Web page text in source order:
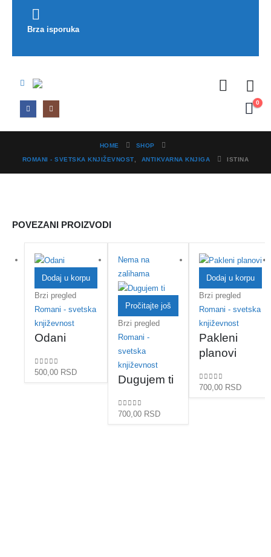
Brza isporuka
0
HOME SHOP
ROMANI - SVETSKA KNJIŽEVNOST ANTIKVARNA KNJIGA ISTINA
POVEZANI PROIZVODI
Dodaj u korpu
Brzi pregled
Romani - svetska
književnost
Odani
0out of 5
500,00 RSD
Nema na
zalihama
Pročitajte još
Brzi pregled
Romani -
svetska
književnost
Dugujem ti
0out of 5
700,00 RSD
Dodaj u korpu
Brzi pregled
Romani - svetska
književnost
Pakleni
planovi
0out of 5
700,00 RSD